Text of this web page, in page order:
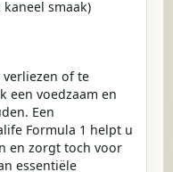
smaak)
of te
een voedzaam en
Een
Formula 1 helpt u
en zorgt toch voor
essentiële